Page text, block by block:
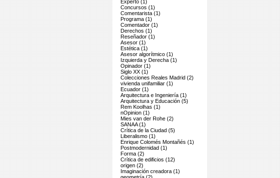
Experto (1)
Concursos (1)
Comentarista (1)
Programa (1)
Comentador (1)
Derechos (1)
Reseñador (1)
Asesor (1)
Estética (1)
Asesor algorítmico (1)
Izquierda y Derecha (1)
Opinador (1)
Siglo XX (1)
Colecciones Reales Madrid (2)
vivienda unifamiliar (1)
Ecuador (1)
Arquitectura e Ingeniería (1)
Arquitectura y Educación (5)
Rem Koolhas (1)
nOpinion (1)
Mies van der Rohe (2)
SANAA (1)
Crítica de la Ciudad (5)
Liberalismo (1)
Enrique Colomés Montañés (1)
Postmodernidad (1)
Forma (2)
Crítica de edificios (12)
origen (2)
Imaginación creadora (1)